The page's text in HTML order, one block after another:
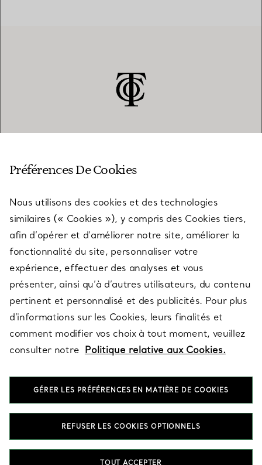
SERVICES
À PROPOS
QUESTIONS LÉGALES
SUIVEZ-NOUS
T&Co. 2026
Préférences De Cookies
Nous utilisons des cookies et des technologies
similaires (« Cookies »), y compris des Cookies tiers,
afin d’opérer et d’améliorer notre site, améliorer la
fonctionnalité du site, personnaliser votre
expérience, effectuer des analyses et vous
présenter, ainsi qu’à d’autres utilisateurs, du contenu
pertinent et personnalisé et des publicités. Pour plus
d’informations sur les Cookies, leurs finalités et
comment modifier vos choix à tout moment, veuillez
consulter notre Politique relative aux Cookies.
GÉRER LES PRÉFÉRENCES EN MATIÈRE DE COOKIES
REFUSER LES COOKIES OPTIONNELS
TOUT ACCEPTER